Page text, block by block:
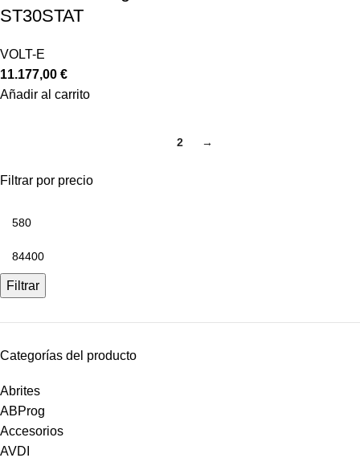
Filtrar por precio
Filtrar
Categorías del producto
Abrites
ABProg
Accesorios
AVDI
ST30STAT
VOLT-E
11.177,00 €
Añadir al carrito
2 →